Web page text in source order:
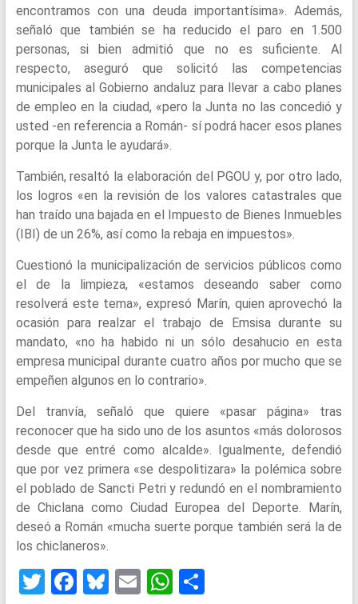
encontramos con una deuda importantísima». Además,
señaló que también se ha reducido el paro en 1.500
personas, si bien admitió que no es suficiente. Al
respecto, aseguró que solicitó las competencias
municipales al Gobierno andaluz para llevar a cabo planes
de empleo en la ciudad, «pero la Junta no las concedió y
usted -en referencia a Román- sí podrá hacer esos planes
porque la Junta le ayudará».
También, resaltó la elaboración del PGOU y, por otro lado,
los logros «en la revisión de los valores catastrales que
han traído una bajada en el Impuesto de Bienes Inmuebles
(IBI) de un 26%, así como la rebaja en impuestos».
Cuestionó la municipalización de servicios públicos como
el de la limpieza, «estamos deseando saber como
resolverá este tema», expresó Marín, quien aprovechó la
ocasión para realzar el trabajo de Emsisa durante su
mandato, «no ha habido ni un sólo desahucio en esta
empresa municipal durante cuatro años por mucho que se
empeñen algunos en lo contrario».
Del tranvía, señaló que quiere «pasar página» tras
reconocer que ha sido uno de los asuntos «más dolorosos
desde que entré como alcalde». Igualmente, defendió
que por vez primera «se despolitizara» la polémica sobre
el poblado de Sancti Petri y redundó en el nombramiento
de Chiclana como Ciudad Europea del Deporte. Marín,
deseó a Román «mucha suerte porque también será la de
los chiclaneros».
T F Bl E W S